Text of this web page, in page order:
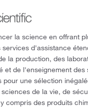
la science en offrant
services d'assistance
la production, des
et de l'enseignement des
pour une sélection
de la vie, de
compris des produits